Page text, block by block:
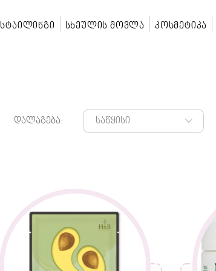
სტაილინგი სხეულის მოვლა კოსმეტიკა
დალაგება: